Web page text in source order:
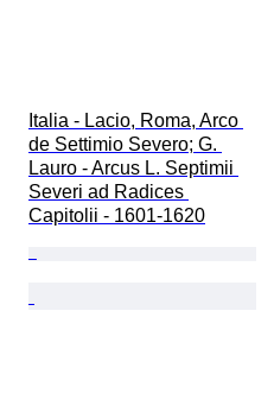
Italia - Lacio, Roma, Arco
de Settimio Severo; G.
Lauro - Arcus L. Septimii
Severi ad Radices
Capitolii - 1601-1620